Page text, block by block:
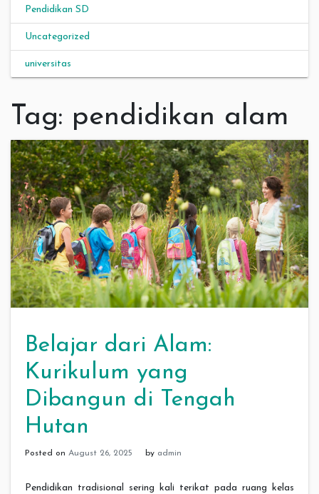
Pendidikan SD
Uncategorized
universitas
Tag: pendidikan alam
Belajar dari Alam:
Kurikulum yang
Dibangun di Tengah
Hutan
Posted on August 26, 2025 by admin
Pendidikan tradisional sering kali terikat pada ruang kelas